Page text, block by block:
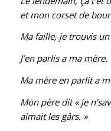
et mon corset de
Ma faille, je trouvis un
J’en parlis a ma mère.
Ma mère en parlit a
Mon père dit « je
aimait les gârs. »